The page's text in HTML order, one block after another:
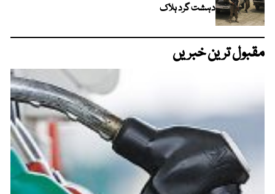
دہشت گرد ہلاک
مقبول ترین خبریں